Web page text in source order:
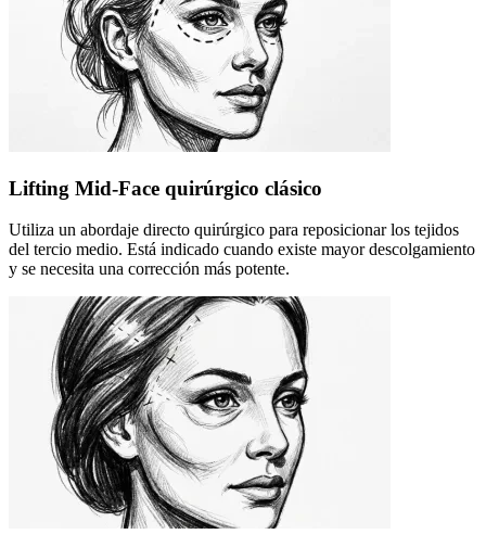
Lifting Mid-Face quirúrgico clásico
Utiliza un abordaje directo quirúrgico para reposicionar los tejidos
del tercio medio. Está indicado cuando existe mayor descolgamiento
y se necesita una corrección más potente.